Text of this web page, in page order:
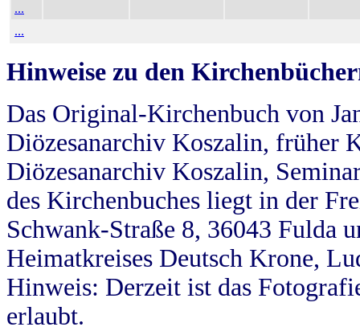
...
...
Hinweise zu den
Das Original-Kirchenbuch von
Diözesanarchiv Koszalin, früher
Diözesanarchiv Koszalin,
des Kirchenbuches liegt in der
Schwank-Straße 8, 36043 Fulda
Heimatkreises Deutsch Krone,
Hinweis: Derzeit ist das
erlaubt.